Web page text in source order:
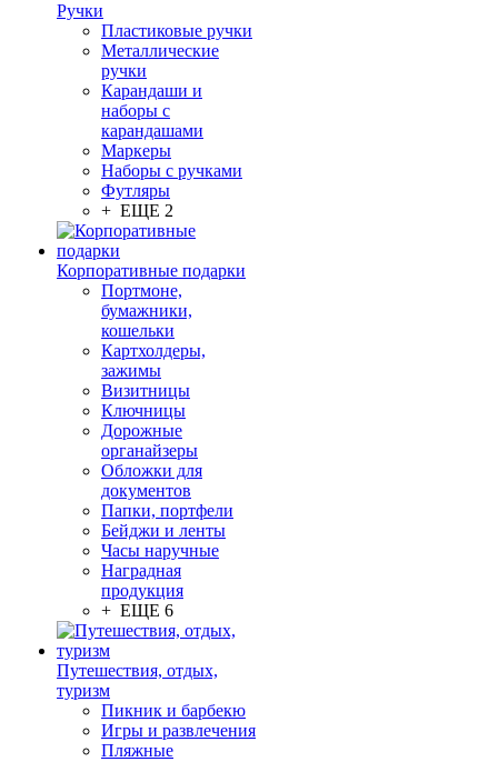
Ручки
Пластиковые ручки
Металлические
ручки
Карандаши и
наборы с
карандашами
Маркеры
Наборы с ручками
Футляры
+ ЕЩЕ 2
Корпоративные подарки
Портмоне,
бумажники,
кошельки
Картхолдеры,
зажимы
Визитницы
Ключницы
Дорожные
органайзеры
Обложки для
документов
Папки, портфели
Бейджи и ленты
Часы наручные
Наградная
продукция
+ ЕЩЕ 6
Путешествия, отдых,
туризм
Пикник и барбекю
Игры и развлечения
Пляжные